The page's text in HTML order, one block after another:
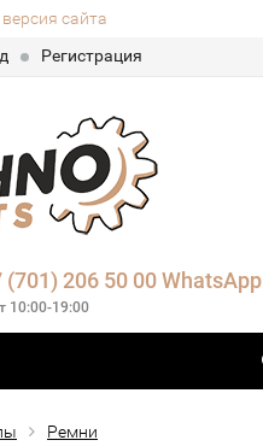
сайта
Регистрация
(701) 206 50 00 WhatsApp
10:00-19:00
Ремни